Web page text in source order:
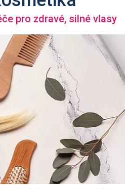
pro zdravé, silné vlasy